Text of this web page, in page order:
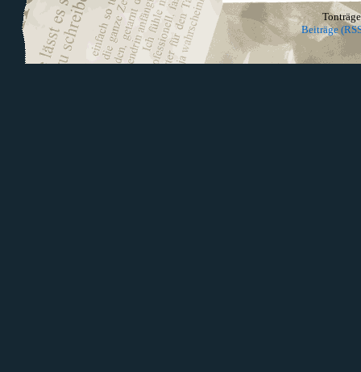
Beiträge